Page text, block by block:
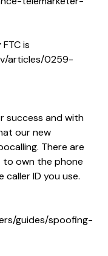
is
articles/0259-
success and with
our new
There are
to own the phone
ID you use.
guides/spoofing-